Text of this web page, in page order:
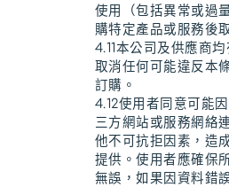
使用（包括異常或過
購特定產品或服務後
4.11本公司及供應商
取消任何可能違反本
訂購。
4.12使用者同意可能
三方網站或服務網絡
他不可抗拒因素，造
提供。使用者應確保
無誤，如果因資料錯